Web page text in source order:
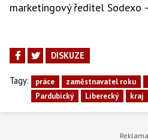
marketingový ředitel Sodexo
DISKUZE
Tagy: práce zaměstnavatel roku
Pardubický
Liberecký kraj